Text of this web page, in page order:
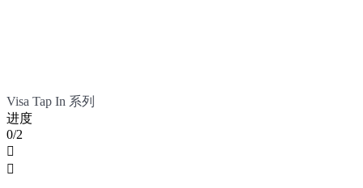
Visa Tap In 系列
进度
0/2

